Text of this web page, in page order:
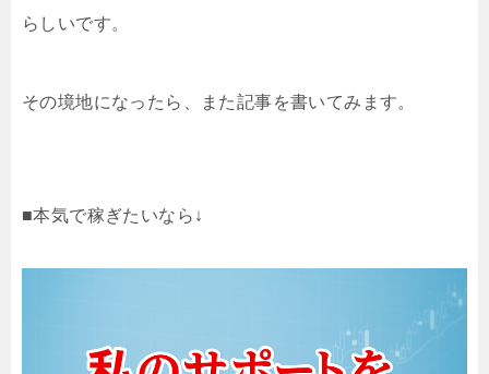
らしいです。
その境地になったら、また記事を書いてみます。
■本気で稼ぎたいなら↓